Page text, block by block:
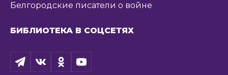
Белгородские писатели о войне
БИБЛИОТЕКА В СОЦСЕТЯХ